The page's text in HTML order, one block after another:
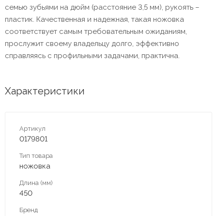
семью зубьями на дюйм (расстояние 3,5 мм), рукоять –
пластик. Качественная и надежная, такая ножовка
соответствует самым требовательным ожиданиям,
прослужит своему владельцу долго, эффективно
справляясь с профильными задачами, практична.
Характеристики
Артикул
0179801
Тип товара
ножовка
Длина (мм)
450
Бренд